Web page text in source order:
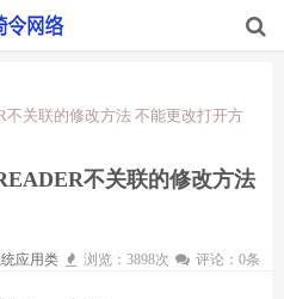
不关联的修改方法 不能更改打开方
不关联的修改方法
应用类 浏览：3898次 评论：0条